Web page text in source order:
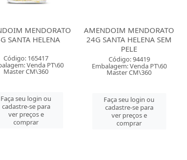
MENDORATO
SANTA HELENA
Código: 165417
Venda PT\60
Master CM\360
Faça seu login ou
cadastre-se para
ver preços e
comprar
AMENDOIM MENDORATO
24G SANTA HELENA SEM
PELE
Código: 94419
Embalagem: Venda PT\60
Master CM\360
Faça seu login ou
cadastre-se para
ver preços e
comprar